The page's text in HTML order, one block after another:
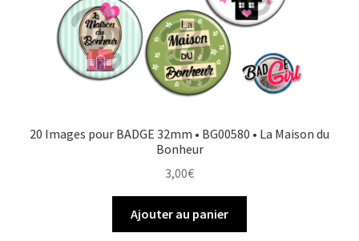
20 Images pour BADGE 32mm • BG00580 • La Maison du
Bonheur
3,00€
Ajouter au panier